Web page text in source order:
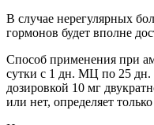
В случае нерегулярных
гормонов будет вполне
Способ применения при
сутки с 1 дн. МЦ по 25 дн.
дозировкой 10 мг
или нет, определяет